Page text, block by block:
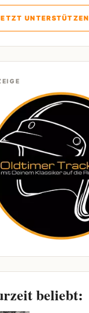
UNTERSTÜTZEN
beliebt: